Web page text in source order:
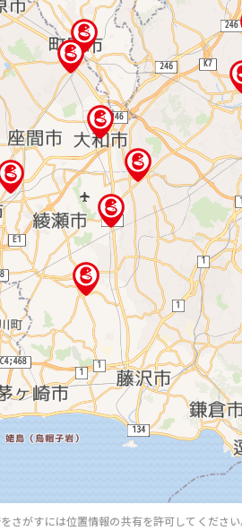
をさがすには位置情報の共有を許可してください